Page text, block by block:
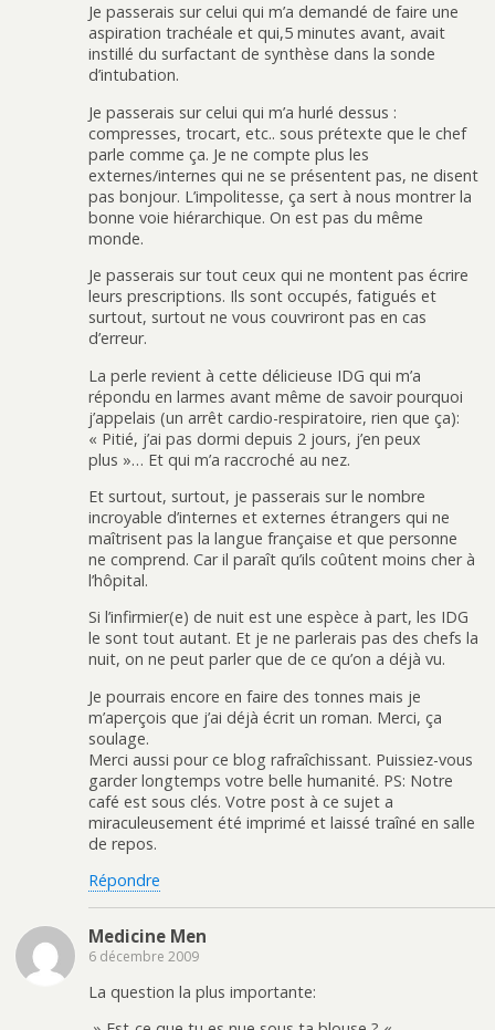
Je passerais sur celui qui m’a demandé de faire une
aspiration trachéale et qui,5 minutes avant, avait
instillé du surfactant de synthèse dans la sonde
d’intubation.
Je passerais sur celui qui m’a hurlé dessus :
compresses, trocart, etc.. sous prétexte que le chef
parle comme ça. Je ne compte plus les
externes/internes qui ne se présentent pas, ne disent
pas bonjour. L’impolitesse, ça sert à nous montrer la
bonne voie hiérarchique. On est pas du même
monde.
Je passerais sur tout ceux qui ne montent pas écrire
leurs prescriptions. Ils sont occupés, fatigués et
surtout, surtout ne vous couvriront pas en cas
d’erreur.
La perle revient à cette délicieuse IDG qui m’a
répondu en larmes avant même de savoir pourquoi
j’appelais (un arrêt cardio-respiratoire, rien que ça):
« Pitié, j’ai pas dormi depuis 2 jours, j’en peux
plus »… Et qui m’a raccroché au nez.
Et surtout, surtout, je passerais sur le nombre
incroyable d’internes et externes étrangers qui ne
maîtrisent pas la langue française et que personne
ne comprend. Car il paraît qu’ils coûtent moins cher à
l’hôpital.
Si l’infirmier(e) de nuit est une espèce à part, les IDG
le sont tout autant. Et je ne parlerais pas des chefs la
nuit, on ne peut parler que de ce qu’on a déjà vu.
Je pourrais encore en faire des tonnes mais je
m’aperçois que j’ai déjà écrit un roman. Merci, ça
soulage.
Merci aussi pour ce blog rafraîchissant. Puissiez-vous
garder longtemps votre belle humanité. PS: Notre
café est sous clés. Votre post à ce sujet a
miraculeusement été imprimé et laissé traîné en salle
de repos.
Répondre
Medicine Men
6 décembre 2009
La question la plus importante: